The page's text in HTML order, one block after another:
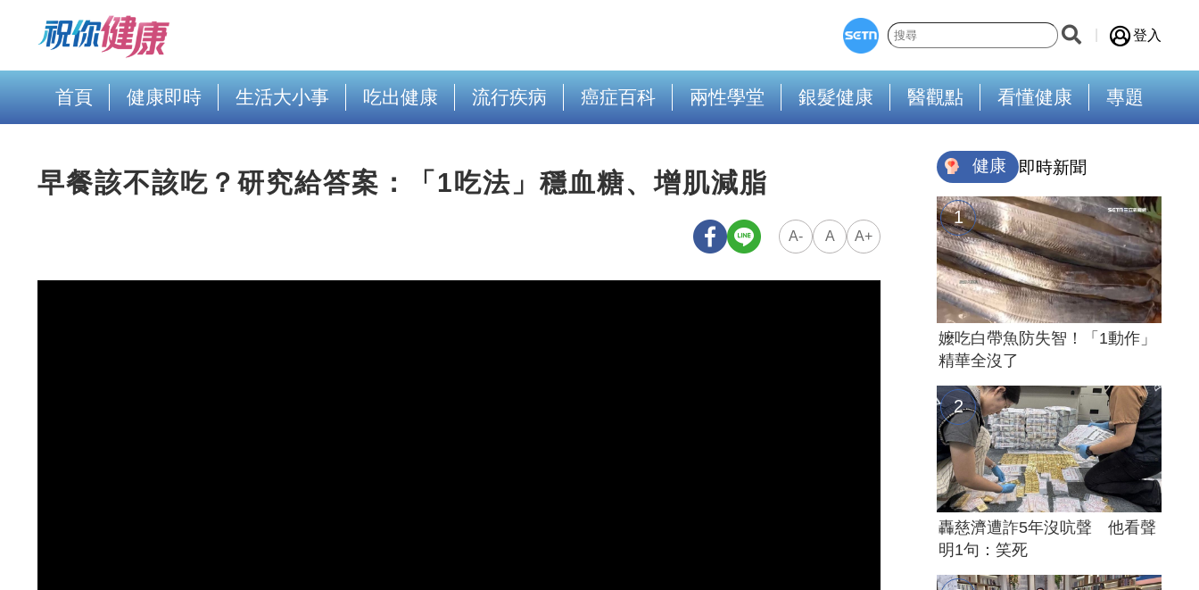
登入
首頁 健康即時 生活大小事 吃出健康 流行疾病 癌症百科 兩性學堂 銀髮健康 醫觀點 看懂健康 專題
早餐該不該吃？研究給答案：「1吃法」穩血糖、增肌減脂
A- A A+
健康 即時新聞
嬤吃白帶魚防失智！「1動作」
精華全沒了
轟慈濟遭詐5年沒吭聲 他看聲
明1句：笑死